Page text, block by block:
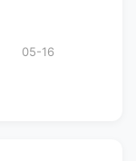
05-16